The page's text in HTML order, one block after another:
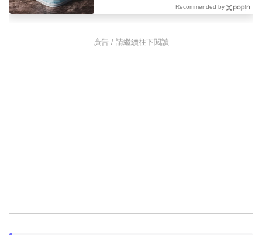
Recommended by
廣告 / 請繼續往下閱讀